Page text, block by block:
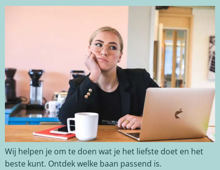
Wij helpen je om te doen wat je het liefste doet en het
beste kunt. Ontdek welke baan passend is.